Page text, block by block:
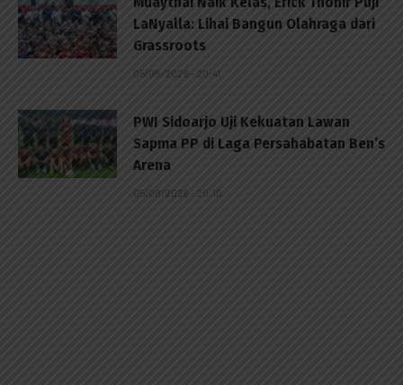
LaNyalla: Lihai Bangun Olahraga dari
Grassroots
05/08/2026 - 20:41
PWI Sidoarjo Uji Kekuatan Lawan
Sapma PP di Laga Persahabatan Ben’s
Arena
05/08/2026 - 20:10